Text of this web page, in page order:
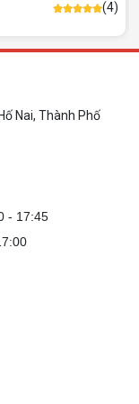
test máy tại chỗ. Khám
lắp đặt dàn PC chơi
vận hành ổn định và
dẫn tại đây
chuẩn RAM,
kêu to: Nguyên
(4)
Nai, Thành Phố
- 17:45